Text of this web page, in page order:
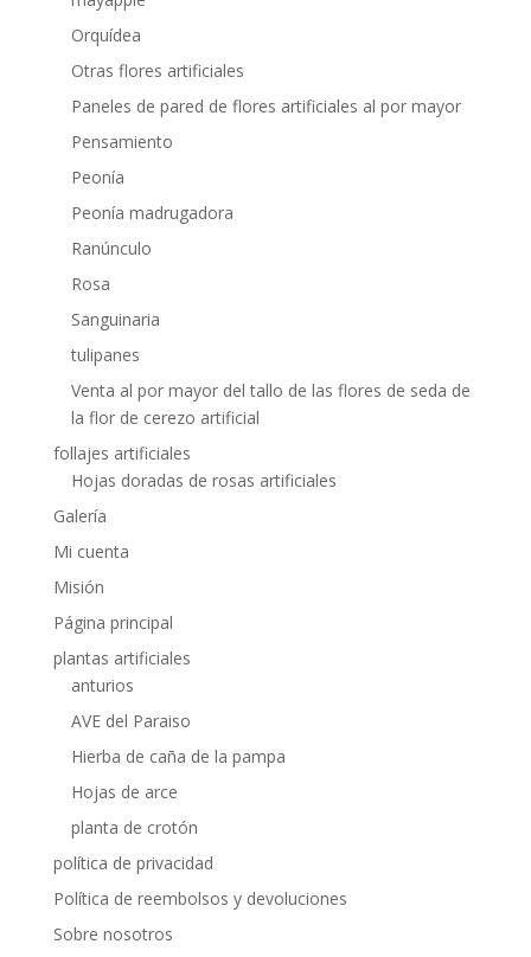
Orquídea
Otras flores artificiales
Paneles de pared de flores artificiales al por mayor
Pensamiento
Peonía
Peonía madrugadora
Ranúnculo
Rosa
Sanguinaria
tulipanes
Venta al por mayor del tallo de las flores de seda de
la flor de cerezo artificial
follajes artificiales
Hojas doradas de rosas artificiales
Galería
Mi cuenta
Misión
Página principal
plantas artificiales
anturios
AVE del Paraiso
Hierba de caña de la pampa
Hojas de arce
planta de crotón
política de privacidad
Política de reembolsos y devoluciones
Sobre nosotros